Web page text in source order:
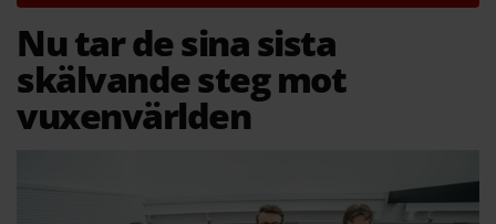
Nu tar de sina sista
skälvande steg mot
vuxenvärlden